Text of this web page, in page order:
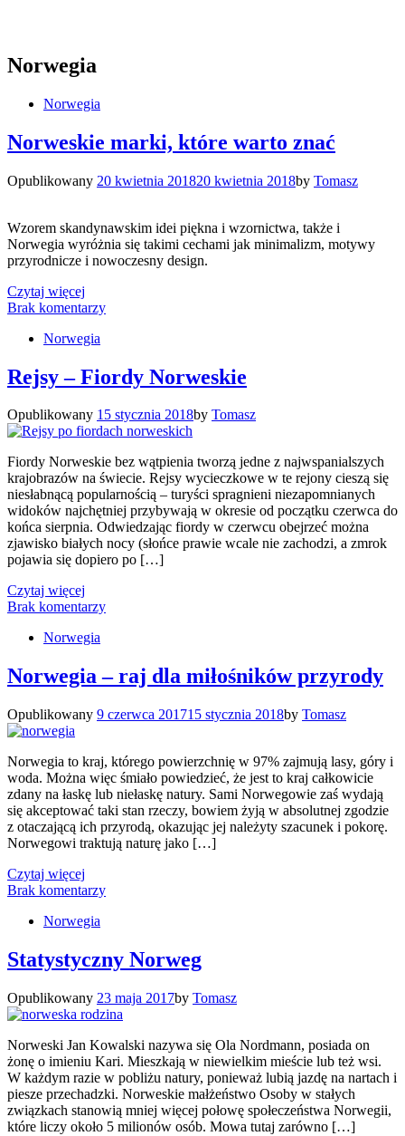
Norwegia
Norwegia
Norweskie marki, które warto znać
Opublikowany 20 kwietnia 201820 kwietnia 2018by Tomasz
Wzorem skandynawskim idei piękna i wzornictwa, także i
Norwegia wyróżnia się takimi cechami jak minimalizm, motywy
przyrodnicze i nowoczesny design.
Czytaj więcej
Brak komentarzy
Norwegia
Rejsy – Fiordy Norweskie
Opublikowany 15 stycznia 2018by Tomasz
Fiordy Norweskie bez wątpienia tworzą jedne z najwspanialszych
krajobrazów na świecie. Rejsy wycieczkowe w te rejony cieszą się
niesłabnącą popularnością – turyści spragnieni niezapomnianych
widoków najchętniej przybywają w okresie od początku czerwca do
końca sierpnia. Odwiedzając fiordy w czerwcu obejrzeć można
zjawisko białych nocy (słońce prawie wcale nie zachodzi, a zmrok
pojawia się dopiero po […]
Czytaj więcej
Brak komentarzy
Norwegia
Norwegia – raj dla miłośników przyrody
Opublikowany 9 czerwca 201715 stycznia 2018by Tomasz
Norwegia to kraj, którego powierzchnię w 97% zajmują lasy, góry i
woda. Można więc śmiało powiedzieć, że jest to kraj całkowicie
zdany na łaskę lub niełaskę natury. Sami Norwegowie zaś wydają
się akceptować taki stan rzeczy, bowiem żyją w absolutnej zgodzie
z otaczającą ich przyrodą, okazując jej należyty szacunek i pokorę.
Norwegowi traktują naturę jako […]
Czytaj więcej
Brak komentarzy
Norwegia
Statystyczny Norweg
Opublikowany 23 maja 2017by Tomasz
Norweski Jan Kowalski nazywa się Ola Nordmann, posiada on
żonę o imieniu Kari. Mieszkają w niewielkim mieście lub też wsi.
W każdym razie w pobliżu natury, ponieważ lubią jazdę na nartach i
piesze przechadzki. Norweskie małżeństwo Osoby w stałych
związkach stanowią mniej więcej połowę społeczeństwa Norwegii,
które liczy około 5 milionów osób. Mowa tutaj zarówno […]